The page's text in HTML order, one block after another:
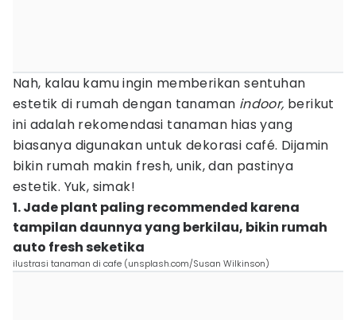
Nah, kalau kamu ingin memberikan sentuhan
estetik di rumah dengan tanaman indoor, berikut
ini adalah rekomendasi tanaman hias yang
biasanya digunakan untuk dekorasi café. Dijamin
bikin rumah makin fresh, unik, dan pastinya
estetik. Yuk, simak!
1. Jade plant paling recommended karena
tampilan daunnya yang berkilau, bikin rumah
auto fresh seketika
ilustrasi tanaman di cafe (unsplash.com/Susan Wilkinson)